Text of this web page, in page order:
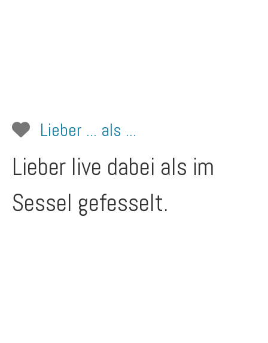
Lieber ... als ...
Lieber live dabei als im
Sessel gefesselt.